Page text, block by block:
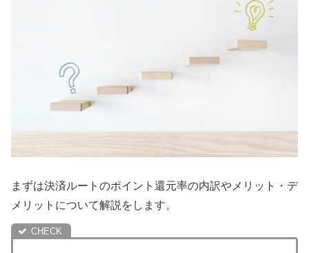
まずは決済ルートのポイント還元率の内訳やメリット・デ
メリットについて解説をします。